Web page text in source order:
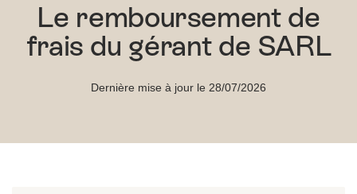
Le remboursement de
frais du gérant de SARL
Dernière mise à jour le 28/07/2026